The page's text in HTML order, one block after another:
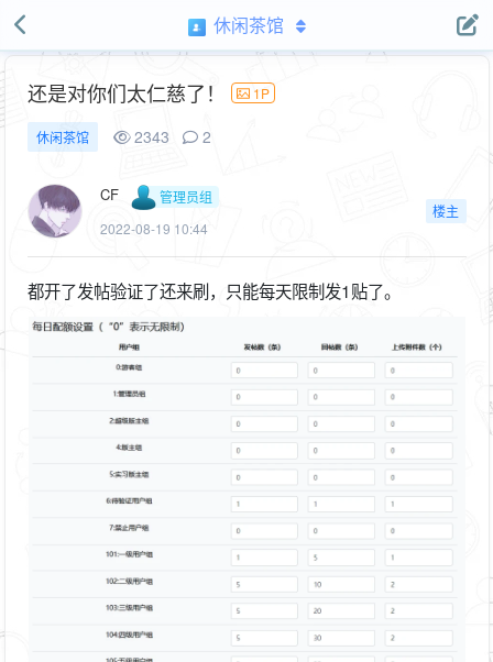
休闲茶馆
还是对你们太仁慈了！ 1P
休闲茶馆 2343 2
CF
管理员组
2022-08-19 10:44
楼主
都开了发帖验证了还来刷，只能每天限制发1贴了。